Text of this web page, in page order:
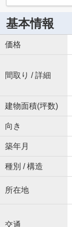
基本情報
価格
間取り / 詳細
建物面積(坪数)
向き
築年月
種別 / 構造
所在地
交通